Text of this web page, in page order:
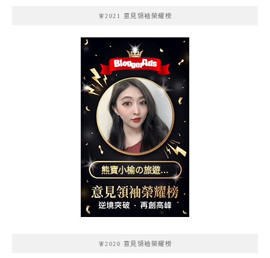
🧚2021 意見領袖榮耀榜
熊寶小榆の旅遊日
記
🧚2020 意見領袖榮耀榜